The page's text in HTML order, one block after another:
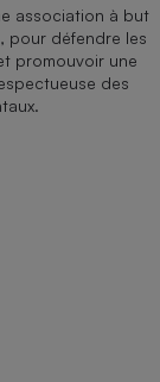
association à but
pour défendre les
promouvoir une
des